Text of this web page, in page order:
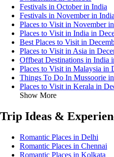
Festivals in October in India
Festivals in November in India
Places to Visit in November
Places to Visit in India in
Best Places to Visit in
Places to Visit in Asia in
Offbeat Destinations in India
Places to Visit in Malaysia in
Things To Do In Mussoorie
Places to Visit in Kerala in
Show More
Trip Ideas &
Romantic Places in Delhi
Romantic Places in Chennai
Romantic Places in Kolkata